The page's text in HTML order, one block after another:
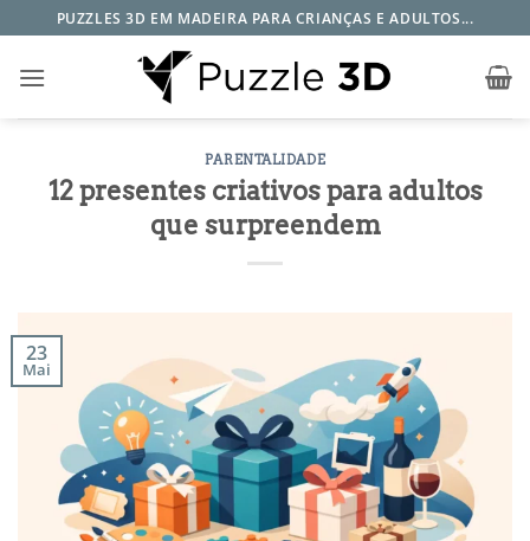
to
content
PUZZLES 3D EM MADEIRA PARA CRIANÇAS E ADULTOS...
PARENTALIDADE
12 presentes criativos para adultos
que surpreendem
23
Mai